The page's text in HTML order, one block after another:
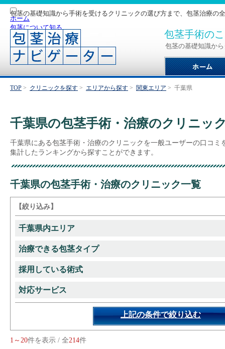
包茎の基礎知識から手術を受けるクリニックの選び方まで、包茎治療の
包茎手術の
包茎の基礎知識か
ホーム
包茎について知る
手術について知る
クリニックを探す
サイトマップ
TOP > クリニックを探す > エリアから探す > 関東エリア > 千葉県
千葉県の包茎手術・治療のクリニッ
千葉県にある包茎手術・治療のクリニックを一般ユーザーの口コミ
集計したランキングから探すことができます。
千葉県の包茎手術・治療のクリニック一覧
【絞り込み】
千葉県内エリア
治療できる包茎タイプ
採用している術式
対応サービス
上記の条件で絞り込む
1～20件を表示 / 全214件